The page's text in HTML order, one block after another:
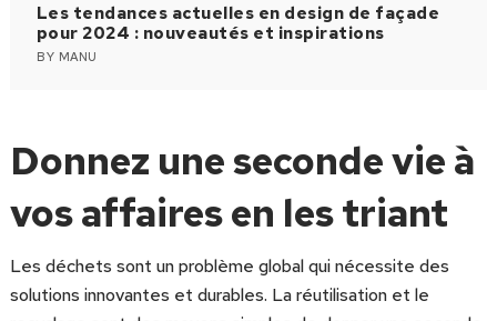
Les tendances actuelles en design de façade
pour 2024 : nouveautés et inspirations
BY MANU
Donnez une seconde vie à
vos affaires en les triant
Les déchets sont un problème global qui nécessite des
solutions innovantes et durables. La réutilisation et le